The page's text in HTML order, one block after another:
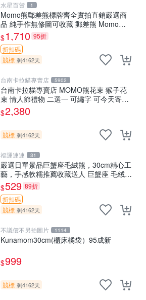
水星百貨 1
Momo熊郵差熊標牌齊全實拍直銷嚴選商
品 純手作無修圖可收藏 郵差熊 Momo熊
標牌 商品
$1,710 95折
折扣碼
競標 剩4162天
台南卡拉貓專賣店 5902
台南卡拉貓專賣店 MOMO熊花束 猴子花
束 情人節禮物 二選一 可繡字 可今天寄明
天到
$2,380
競標 剩4162天
福運連連 31
嚴選日單景品巨蟹座毛絨熊，30cm精心工
藝，手感軟糯推薦收藏送人 巨蟹座 毛絨玩
具 精緻做工
$529 89折
折扣碼
競標 剩4162天
不議價不另拍圖片 1114
Kunamom30cm(櫃床橘袋）95成新
$999
競標 剩4162天